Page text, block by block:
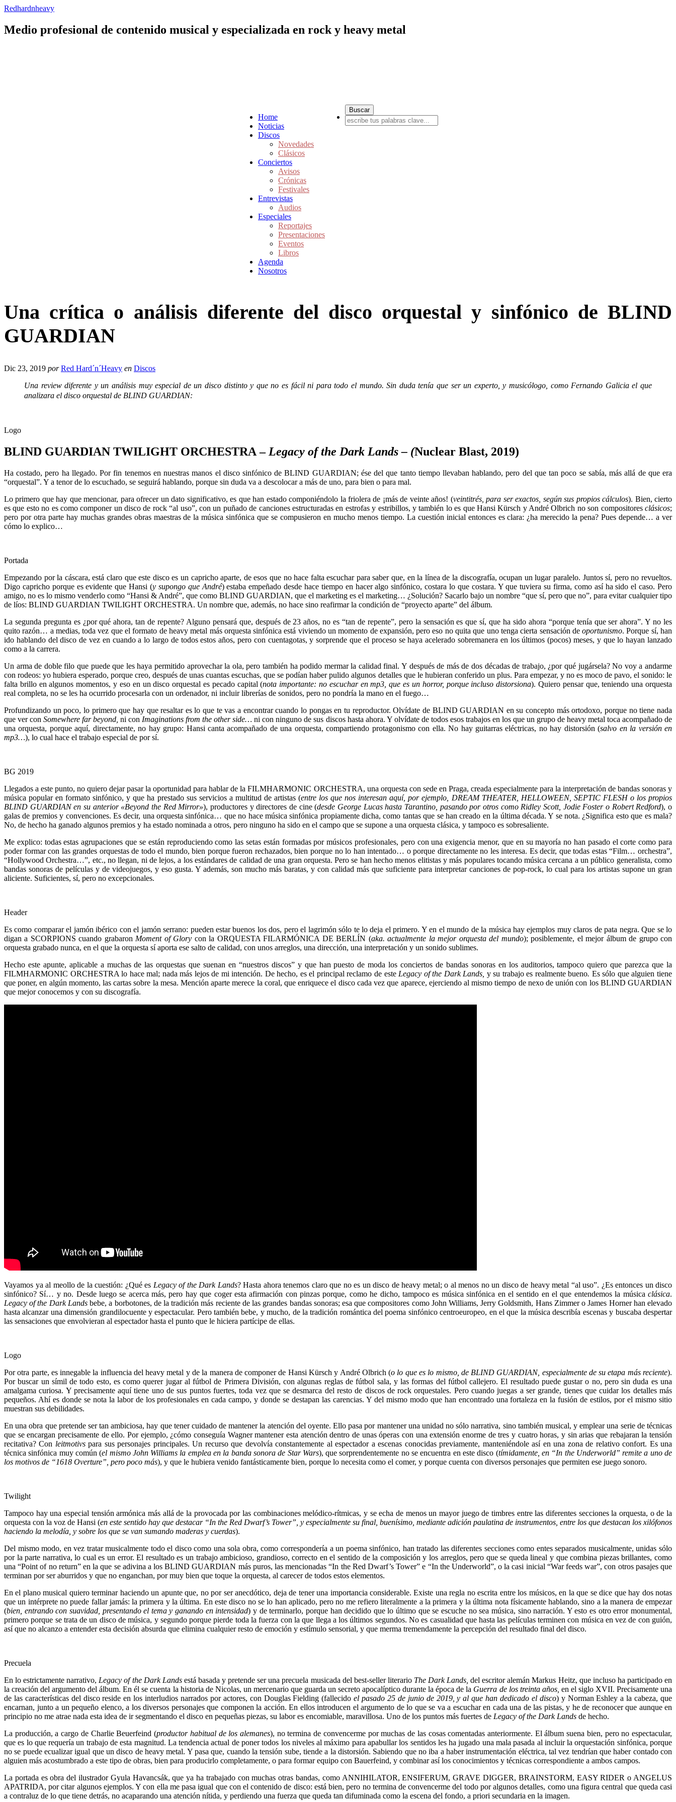
Redhardnheavy
Medio profesional de contenido musical y especializada en rock y heavy metal
Home
Noticias
Discos
Novedades
Clásicos
Conciertos
Avisos
Crónicas
Festivales
Entrevistas
Audios
Especiales
Reportajes
Presentaciones
Eventos
Libros
Agenda
Nosotros
Una crítica o análisis diferente del disco orquestal y sinfónico de BLIND
GUARDIAN
Dic 23, 2019 por Red Hard´n´Heavy en Discos
Una review diferente y un análisis muy especial de un disco distinto y que no es fácil ni para todo el mundo. Sin duda tenía que ser un experto, y musicólogo, como Fernando Galicia el que
analizara el disco orquestal de BLIND GUARDIAN:
Logo
BLIND GUARDIAN TWILIGHT ORCHESTRA –Legacy of the Dark Lands – (Nuclear Blast, 2019)
Ha costado, pero ha llegado. Por fin tenemos en nuestras manos el disco sinfónico de BLIND GUARDIAN; ése del que tanto tiempo llevaban hablando, pero del que tan poco se sabía, más allá de que era
“orquestal”. Y a tenor de lo escuchado, se seguirá hablando, porque sin duda va a descolocar a más de uno, para bien o para mal.
Lo primero que hay que mencionar, para ofrecer un dato significativo, es que han estado componiéndolo la friolera de ¡más de veinte años! (veintitrés, para ser exactos, según sus propios cálculos). Bien, cierto
es que esto no es como componer un disco de rock “al uso”, con un puñado de canciones estructuradas en estrofas y estribillos, y también lo es que Hansi Kürsch y André Olbrich no son compositores clásicos;
pero por otra parte hay muchas grandes obras maestras de la música sinfónica que se compusieron en mucho menos tiempo. La cuestión inicial entonces es clara: ¿ha merecido la pena? Pues depende… a ver
cómo lo explico…
Portada
Empezando por la cáscara, está claro que este disco es un capricho aparte, de esos que no hace falta escuchar para saber que, en la línea de la discografía, ocupan un lugar paralelo. Juntos sí, pero no revueltos.
Digo capricho porque es evidente que Hansi (y supongo que André) estaba empeñado desde hace tiempo en hacer algo sinfónico, costara lo que costara. Y que tuviera su firma, como así ha sido el caso. Pero
amigo, no es lo mismo venderlo como “Hansi & André”, que como BLIND GUARDIAN, que el marketing es el marketing… ¿Solución? Sacarlo bajo un nombre “que sí, pero que no”, para evitar cualquier tipo
de líos: BLIND GUARDIAN TWILIGHT ORCHESTRA. Un nombre que, además, no hace sino reafirmar la condición de “proyecto aparte” del álbum.
La segunda pregunta es ¿por qué ahora, tan de repente? Alguno pensará que, después de 23 años, no es “tan de repente”, pero la sensación es que sí, que ha sido ahora “porque tenía que ser ahora”. Y no les
quito razón… a medias, toda vez que el formato de heavy metal más orquesta sinfónica está viviendo un momento de expansión, pero eso no quita que uno tenga cierta sensación deoportunismo. Porque sí, han
ido hablando del disco de vez en cuando a lo largo de todos estos años, pero con cuentagotas, y sorprende que el proceso se haya acelerado sobremanera en los últimos (pocos) meses, y que lo hayan lanzado
como a la carrera.
Un arma de doble filo que puede que les haya permitido aprovechar la ola, pero también ha podido mermar la calidad final. Y después de más de dos décadas de trabajo, ¿por qué jugársela? No voy a andarme
con rodeos: yo hubiera esperado, porque creo, después de unas cuantas escuchas, que se podían haber pulido algunos detalles que le hubieran conferido un plus. Para empezar, y no es moco de pavo, el sonido: le
falta brillo en algunos momentos, y eso en un disco orquestal es pecado capital (nota importante: no escuchar en mp3, que es un horror, porque incluso distorsiona). Quiero pensar que, teniendo una orquesta
real completa, no se les ha ocurrido procesarla con un ordenador, ni incluir librerías de sonidos, pero no pondría la mano en el fuego…
Profundizando un poco, lo primero que hay que resaltar es lo que te vas a encontrar cuando lo pongas en tu reproductor. Olvídate de BLIND GUARDIAN en su concepto más ortodoxo, porque no tiene nada
que ver conSomewhere far beyond,ni con Imaginations from the other side…ni con ninguno de sus discos hasta ahora. Y olvídate de todos esos trabajos en los que un grupo de heavy metal toca acompañado de
una orquesta, porque aquí, directamente, no hay grupo: Hansi canta acompañado de una orquesta, compartiendo protagonismo con ella. No hay guitarras eléctricas, no hay distorsión (salvo en la versión en
mp3…), lo cual hace el trabajo especial de por sí.
BG 2019
Llegados a este punto, no quiero dejar pasar la oportunidad para hablar de la FILMHARMONIC ORCHESTRA, una orquesta con sede en Praga, creada especialmente para la interpretación de bandas sonoras y
música popular en formato sinfónico, y que ha prestado sus servicios a multitud de artistas (entre los que nos interesan aquí, por ejemplo, DREAM THEATER, HELLOWEEN, SEPTIC FLESH o los propios
BLIND GUARDIAN en su anterior «Beyond the Red Mirror»), productores y directores de cine (desde George Lucas hasta Tarantino, pasando por otros como Ridley Scott, Jodie Foster o Robert Redford), o
galas de premios y convenciones. Es decir, una orquesta sinfónica… que no hace música sinfónica propiamente dicha, como tantas que se han creado en la última década. Y se nota. ¿Significa esto que es mala?
No, de hecho ha ganado algunos premios y ha estado nominada a otros, pero ninguno ha sido en el campo que se supone a una orquesta clásica, y tampoco es sobresaliente.
Me explico: todas estas agrupaciones que se están reproduciendo como las setas están formadas por músicos profesionales, pero con una exigencia menor, que en su mayoría no han pasado el corte como para
poder formar con las grandes orquestas de todo el mundo, bien porque fueron rechazados, bien porque no lo han intentado… o porque directamente no les interesa. Es decir, que todas estas “Film… orchestra”,
“Hollywood Orchestra…”, etc., no llegan, ni de lejos, a los estándares de calidad de una gran orquesta. Pero se han hecho menos elitistas y más populares tocando música cercana a un público generalista, como
bandas sonoras de películas y de videojuegos, y eso gusta. Y además, son mucho más baratas, y con calidad más que suficiente para interpretar canciones de pop-rock, lo cual para los artistas supone un gran
aliciente. Suficientes, sí, pero no excepcionales.
Header
Es como comparar el jamón ibérico con el jamón serrano: pueden estar buenos los dos, pero el lagrimón sólo te lo deja el primero. Y en el mundo de la música hay ejemplos muy claros de pata negra. Que se lo
digan a SCORPIONS cuando grabaron Moment of Glory con la ORQUESTA FILARMÓNICA DE BERLÍN (aka. actualmente la mejor orquesta del mundo); posiblemente, el mejor álbum de grupo con
orquesta grabado nunca, en el que la orquesta sí aporta ese salto de calidad, con unos arreglos, una dirección, una interpretación y un sonido sublimes.
Hecho este apunte, aplicable a muchas de las orquestas que suenan en “nuestros discos” y que han puesto de moda los conciertos de bandas sonoras en los auditorios, tampoco quiero que parezca que la
FILMHARMONIC ORCHESTRA lo hace mal; nada más lejos de mi intención. De hecho, es el principal reclamo de este Legacy of the Dark Lands, y su trabajo es realmente bueno. Es sólo que alguien tiene
que poner, en algún momento, las cartas sobre la mesa. Mención aparte merece la coral, que enriquece el disco cada vez que aparece, ejerciendo al mismo tiempo de nexo de unión con los BLIND GUARDIAN
que mejor conocemos y con su discografía.
Vayamos ya al meollo de la cuestión: ¿Qué es Legacy of the Dark Lands? Hasta ahora tenemos claro que no es un disco de heavy metal; o al menos no un disco de heavy metal “al uso”. ¿Es entonces un disco
sinfónico? Sí… y no. Desde luego se acerca más, pero hay que coger esta afirmación con pinzas porque, como he dicho, tampoco es música sinfónica en el sentido en el que entendemos la música clásica.
Legacy of the Dark Landsbebe, a borbotones, de la tradición más reciente de las grandes bandas sonoras; esa que compositores como John Williams, Jerry Goldsmith, Hans Zimmer o James Horner han elevado
hasta alcanzar una dimensión grandilocuente y espectacular. Pero también bebe, y mucho, de la tradición romántica del poema sinfónico centroeuropeo, en el que la música describía escenas y buscaba despertar
las sensaciones que envolvieran al espectador hasta el punto que le hiciera partícipe de ellas.
Logo
Por otra parte, es innegable la influencia del heavy metal y de la manera de componer de Hansi Kürsch y André Olbrich (o lo que es lo mismo, de BLIND GUARDIAN, especialmente de su etapa más reciente).
Por buscar un símil de todo esto, es como querer jugar al fútbol de Primera División, con algunas reglas de fútbol sala, y las formas del fútbol callejero. El resultado puede gustar o no, pero sin duda es una
amalgama curiosa. Y precisamente aquí tiene uno de sus puntos fuertes, toda vez que se desmarca del resto de discos de rock orquestales. Pero cuando juegas a ser grande, tienes que cuidar los detalles más
pequeños. Ahí es donde se nota la labor de los profesionales en cada campo, y donde se destapan las carencias. Y del mismo modo que han encontrado una fortaleza en la fusión de estilos, por el mismo sitio
muestran sus debilidades.
En una obra que pretende ser tan ambiciosa, hay que tener cuidado de mantener la atención del oyente. Ello pasa por mantener una unidad no sólo narrativa, sino también musical, y emplear una serie de técnicas
que se encargan precisamente de ello. Por ejemplo, ¿cómo conseguía Wagner mantener esta atención dentro de unas óperas con una extensión enorme de tres y cuatro horas, y sin arias que rebajaran la tensión
recitativa? Con leitmotivspara sus personajes principales. Un recurso que devolvía constantemente al espectador a escenas conocidas previamente, manteniéndole así en una zona de relativo confort. Es una
técnica sinfónica muy común (el mismo John Williams la emplea en la banda sonora de Star Wars), que sorprendentemente no se encuentra en este disco (tímidamente, en “In the Underworld” remite a uno de
los motivos de “1618 Overture”, pero poco más), y que le hubiera venido fantásticamente bien, porque lo necesita como el comer, y porque cuenta con diversos personajes que permiten ese juego sonoro.
Twilight
Tampoco hay una especial tensión armónica más allá de la provocada por las combinaciones melódico-rítmicas, y se echa de menos un mayor juego de timbres entre las diferentes secciones la orquesta, o de la
orquesta con la voz de Hansi (en este sentido hay que destacar “In the Red Dwarf’s Tower”, y especialmente su final, buenísimo, mediante adición paulatina de instrumentos, entre los que destacan los xilófonos
haciendo la melodía, y sobre los que se van sumando maderas y cuerdas).
Del mismo modo, en vez tratar musicalmente todo el disco como una sola obra, como correspondería a un poema sinfónico, han tratado las diferentes secciones como entes separados musicalmente, unidas sólo
por la parte narrativa, lo cual es un error. El resultado es un trabajo ambicioso, grandioso, correcto en el sentido de la composición y los arreglos, pero que se queda lineal y que combina piezas brillantes, como
una “Point of no return” en la que se adivina a los BLIND GUARDIAN más puros, las mencionadas “In the Red Dwarf’s Tower” e “In the Underworld”, o la casi inicial “War feeds war”, con otros pasajes que
terminan por ser aburridos y que no enganchan, por muy bien que toque la orquesta, al carecer de todos estos elementos.
En el plano musical quiero terminar haciendo un apunte que, no por ser anecdótico, deja de tener una importancia considerable. Existe una regla no escrita entre los músicos, en la que se dice que hay dos notas
que un intérprete no puede fallar jamás: la primera y la última. En este disco no se lo han aplicado, pero no me refiero literalmente a la primera y la última nota físicamente hablando, sino a la manera de empezar
(bien, entrando con suavidad, presentando el tema y ganando en intensidad) y de terminarlo, porque han decidido que lo último que se escuche no sea música, sino narración. Y esto es otro error monumental,
primero porque se trata de un disco de música, y segundo porque pierde toda la fuerza con la que llega a los últimos segundos. No es casualidad que hasta las películas terminen con música en vez de con guión,
así que no alcanzo a entender esta decisión absurda que elimina cualquier resto de emoción y estímulo sensorial, y que merma tremendamente la percepción del resultado final del disco.
Precuela
En lo estrictamente narrativo, Legacy of the Dark Lands está basada y pretende ser una precuela musicada del best-seller literario The Dark Lands,del escritor alemán Markus Heitz, que incluso ha participado en
la creación del argumento del álbum. En él se cuenta la historia de Nicolas, un mercenario que guarda un secreto apocalíptico durante la época de la Guerra de los treinta años, en el siglo XVII. Precisamente una
de las características del disco reside en los interludios narrados por actores, con Douglas Fielding (fallecidoel pasado 25 de junio de 2019, y al que han dedicado el disco) y Norman Eshley a la cabeza, que
encarnan, junto a un pequeño elenco, a los diversos personajes que componen la acción. En ellos introducen el argumento de lo que se va a escuchar en cada una de las pistas, y he de reconocer que aunque en
principio no me atrae nada esta idea de ir segmentando el disco en pequeñas piezas, su labor es encomiable, maravillosa. Uno de los puntos más fuertes de Legacy of the Dark Lands de hecho.
La producción, a cargo de Charlie Beuerfeind (productor habitual de los alemanes), no termina de convencerme por muchas de las cosas comentadas anteriormente. El álbum suena bien, pero no espectacular,
que es lo que requería un trabajo de esta magnitud. La tendencia actual de poner todos los niveles al máximo para apabullar los sentidos les ha jugado una mala pasada al incluir la orquestación sinfónica, porque
no se puede ecualizar igual que un disco de heavy metal. Y pasa que, cuando la tensión sube, tiende a la distorsión. Sabiendo que no iba a haber instrumentación eléctrica, tal vez tendrían que haber contado con
alguien más acostumbrado a este tipo de obras, bien para producirlo completamente, o para formar equipo con Bauerfeind, y combinar así los conocimientos y técnicas correspondiente a ambos campos.
La portada es obra del ilustrador Gyula Havancsák, que ya ha trabajado con muchas otras bandas, como ANNIHILATOR, ENSIFERUM, GRAVE DIGGER, BRAINSTORM, EASY RIDER o ANGELUS
APATRIDA, por citar algunos ejemplos. Y con ella me pasa igual que con el contenido de disco: está bien, pero no termina de convencerme del todo por algunos detalles, como una figura central que queda casi
a contraluz de lo que tiene detrás, no acaparando una atención nítida, y perdiendo una fuerza que queda tan difuminada como la escena del fondo, a priori secundaria en la imagen.